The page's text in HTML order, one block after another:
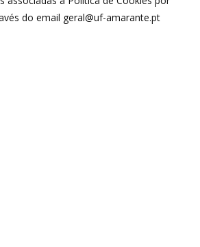
do email geral@uf-amarante.pt